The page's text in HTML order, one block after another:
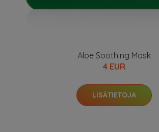
Aloe Soothing Mask
4 EUR
LISÄTIETOJA